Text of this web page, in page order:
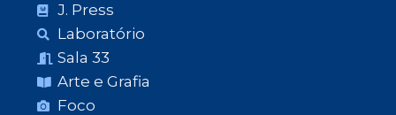
J. Press
Laboratório
Sala 33
Arte e Grafia
Foco